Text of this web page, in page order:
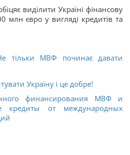
виділити Україні фінансову
млн євро у вигляді кредитів та
тільки МВФ починає давати
Україну і це добре!
финансирования МВФ и
кредиты от международных